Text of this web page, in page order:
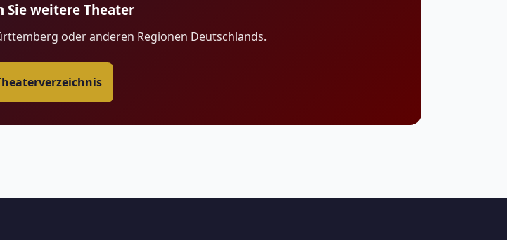
Sie weitere Theater
oder anderen Regionen Deutschlands.